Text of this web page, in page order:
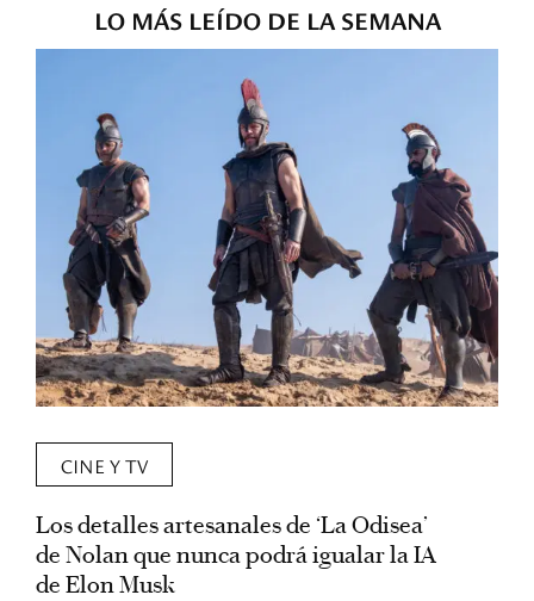
LO MÁS LEÍDO DE LA SEMANA
CINE Y TV
Los detalles artesanales de ‘La Odisea’
de Nolan que nunca podrá igualar la IA
de Elon Musk